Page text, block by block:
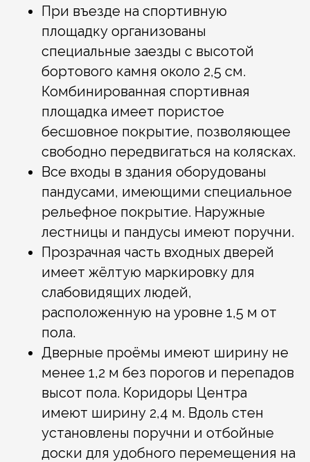
При въезде на спортивную
площадку организованы
специальные заезды с высотой
бортового камня около 2,5 см.
Комбинированная спортивная
площадка имеет пористое
бесшовное покрытие, позволяющее
свободно передвигаться на колясках.
Все входы в здания оборудованы
пандусами, имеющими специальное
рельефное покрытие. Наружные
лестницы и пандусы имеют поручни.
Прозрачная часть входных дверей
имеет жёлтую маркировку для
слабовидящих людей,
расположенную на уровне 1,5 м от
пола.
Дверные проёмы имеют ширину не
менее 1,2 м без порогов и перепадов
высот пола. Коридоры Центра
имеют ширину 2,4 м. Вдоль стен
установлены поручни и отбойные
доски для удобного перемещения на